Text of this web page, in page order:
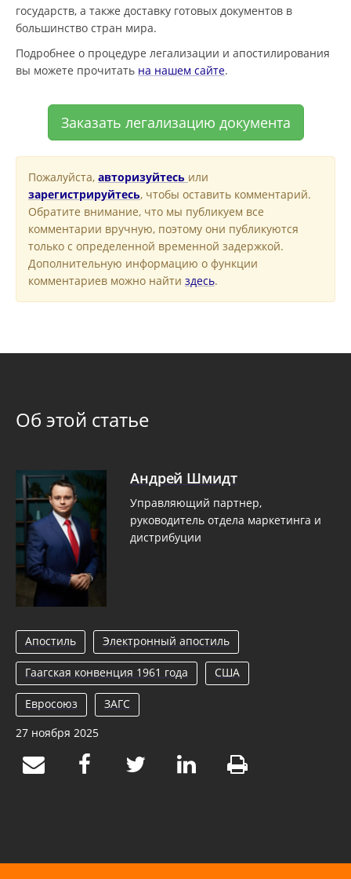
государств, а также доставку готовых документов в
большинство стран мира.
Подробнее о процедуре легализации и апостилирования
вы можете прочитать на нашем сайте.
Заказать легализацию документа
Пожалуйста, авторизуйтесь или
зарегистрируйтесь, чтобы оставить комментарий.
Обратите внимание, что мы публикуем все
комментарии вручную, поэтому они публикуются
только с определенной временной задержкой.
Дополнительную информацию о функции
комментариев можно найти здесь.
Об этой статье
Андрей Шмидт
Управляющий партнер,
руководитель отдела маркетинга и
дистрибуции
Апостиль Электронный апостиль
Гаагская конвенция 1961 года США
Евросоюз
ЗАГС
27 ноября 2025